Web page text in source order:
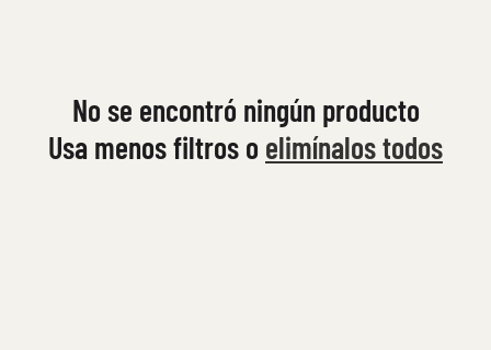
No se encontró ningún producto
Usa menos filtros o elimínalos todos